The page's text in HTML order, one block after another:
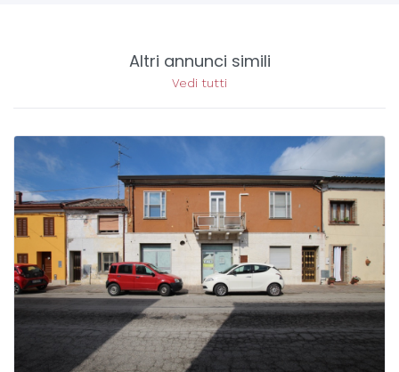
Altri annunci simili
Vedi tutti